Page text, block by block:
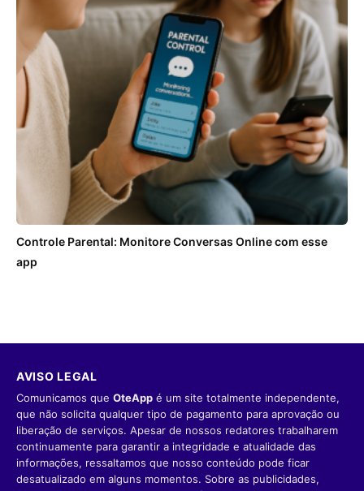
Controle Parental: Monitore Conversas Online com esse
app
AVISO LEGAL
Comunicamos que OteApp é um site totalmente independente,
que não solicita qualquer tipo de pagamento para aprovação ou
liberação de serviços. Apesar de nossos redatores trabalharem
continuamente para garantir a integridade e atualidade das
informações, ressaltamos que nosso conteúdo pode ficar
desatualizado em alguns momentos. Sobre as publicidades,